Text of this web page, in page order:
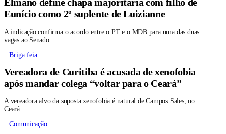
Eunício como 2º suplente de Luizianne
A indicação confirma o acordo entre o PT e o MDB para uma das duas
vagas ao Senado
Briga feia
Vereadora de Curitiba é acusada de xenofobia
após mandar colega “voltar para o Ceará”
A vereadora alvo da suposta xenofobia é natural de Campos Sales, no
Ceará
Comunicação